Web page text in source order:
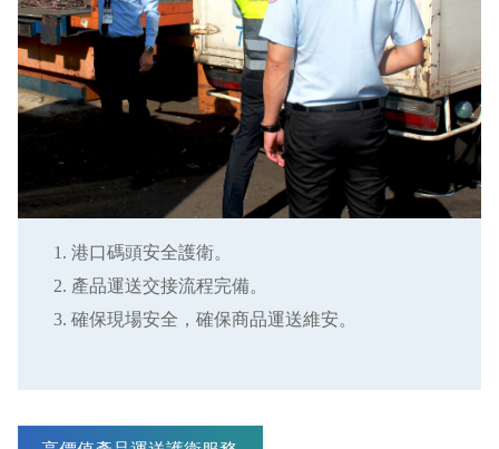
港口碼頭安全護衛。
產品運送交接流程完備。
確保現場安全，確保商品運送維安。